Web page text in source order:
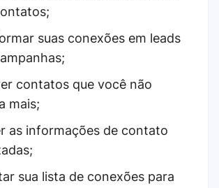
suas conexões em leads
contatos que você não
mais;
as informações de contato
sua lista de conexões para